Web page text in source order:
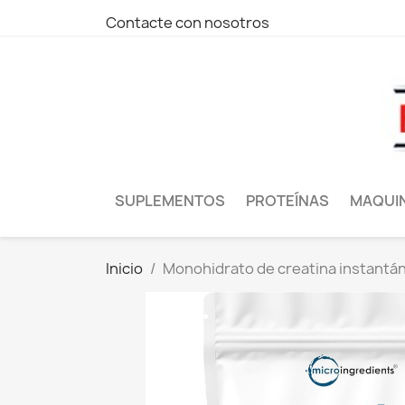
Contacte con nosotros
SUPLEMENTOS PROTEÍNAS
Inicio Monohidrato de creatina